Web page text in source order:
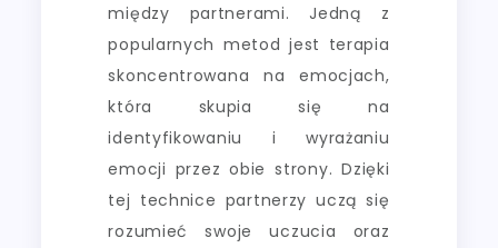
między partnerami. Jedną z
popularnych metod jest terapia
skoncentrowana na emocjach,
która skupia się na
identyfikowaniu i wyrażaniu
emocji przez obie strony. Dzięki
tej technice partnerzy uczą się
rozumieć swoje uczucia oraz